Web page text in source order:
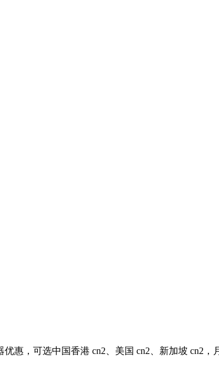
惠，可选中国香港 cn2、美国 cn2、新加坡 cn2